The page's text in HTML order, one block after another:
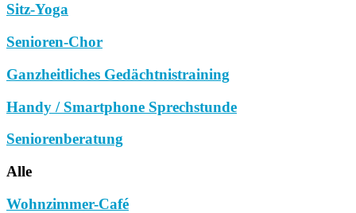
Sitz-Yoga
Senioren-Chor
Ganzheitliches Gedächtnistraining
Handy / Smartphone Sprechstunde
Seniorenberatung
Alle
Wohnzimmer-Café